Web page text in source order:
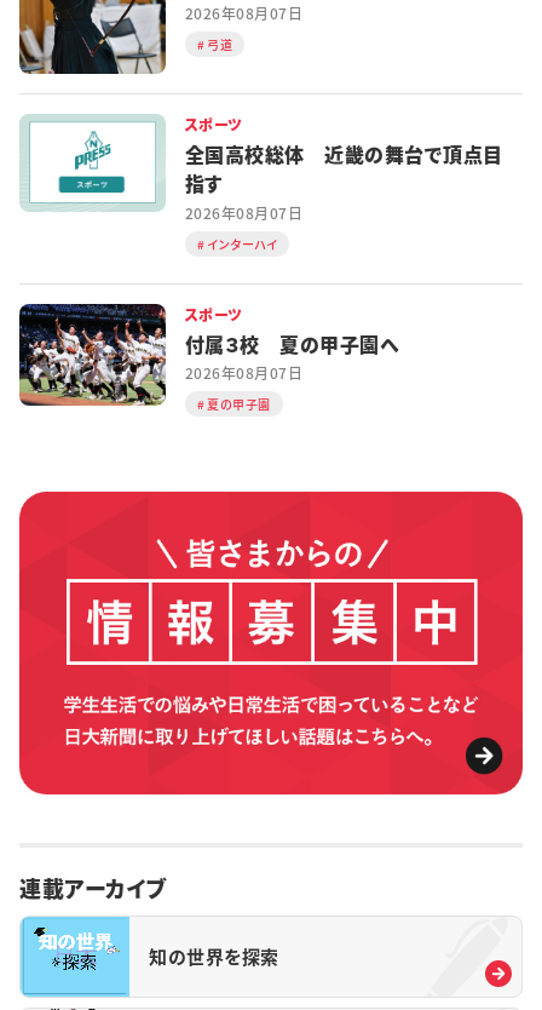
2026年08月07日
弓道
スポーツ
全国高校総体 近畿の舞台で頂点目
指す
2026年08月07日
インターハイ
スポーツ
付属３校 夏の甲子園へ
2026年08月07日
夏の甲子園
連載アーカイブ
知の世界を探索